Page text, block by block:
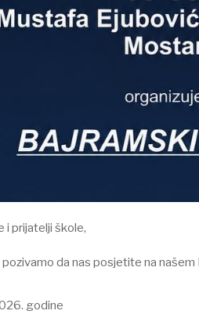
prijatelji škole,⠀
da nas posjetite na našem
godine⠀